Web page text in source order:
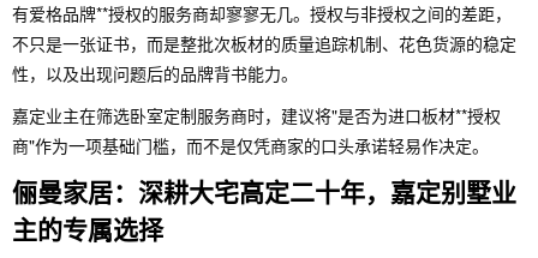
有爱格品牌**授权的服务商却寥寥无几。授权与非授权之间的差距，
不只是一张证书，而是整批次板材的质量追踪机制、花色货源的稳定
性，以及出现问题后的品牌背书能力。
嘉定业主在筛选卧室定制服务商时，建议将"是否为进口板材**授权
商"作为一项基础门槛，而不是仅凭商家的口头承诺轻易作决定。
俪曼家居：深耕大宅高定二十年，嘉定别墅业
主的专属选择